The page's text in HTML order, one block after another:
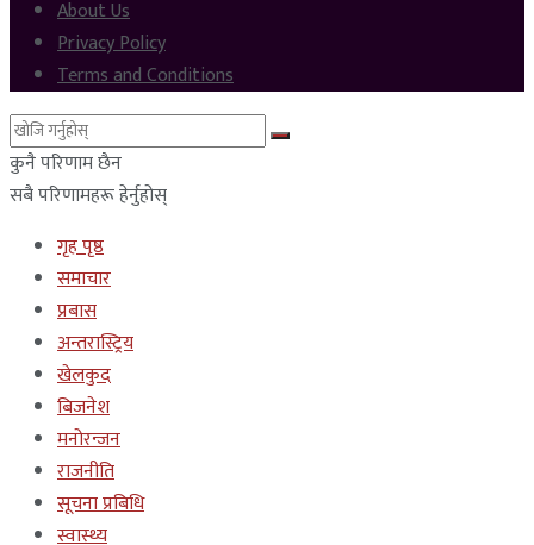
About Us
Privacy Policy
Terms and Conditions
कुनै परिणाम छैन
सबै परिणामहरू हेर्नुहोस्
गृह पृष्ठ
समाचार
प्रबास
अन्तरास्ट्रिय
खेलकुद
बिजनेश
मनोरन्जन
राजनीति
सूचना प्रबिधि
स्वास्थ्य